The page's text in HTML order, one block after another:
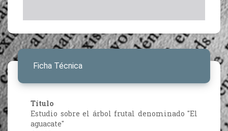
Ficha Técnica
Título
Estudio sobre el árbol frutal denominado "El
aguacate"